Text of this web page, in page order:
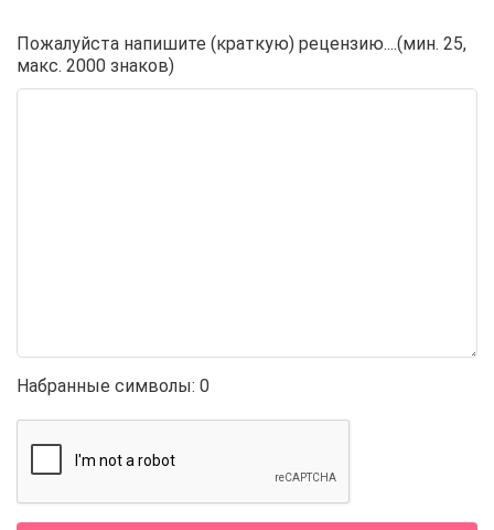
Пожалуйста напишите (краткую) рецензию....(мин. 25,
макс. 2000 знаков)
Набранные символы: 0